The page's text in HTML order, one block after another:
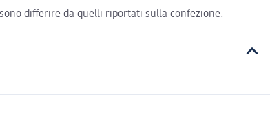
differire da quelli riportati sulla confezione.